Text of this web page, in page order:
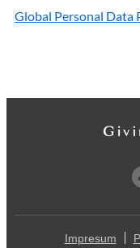
Global Personal
Impresum